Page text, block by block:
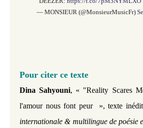
— MONSIEUR (@MonsieurMusicFr)
Pour citer ce texte
Dina Sahyouni, « "Reality Scares
l'amour nous font peur », texte
internationale & multilingue de poésie